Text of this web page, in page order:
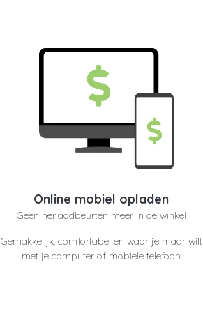
Online mobiel opladen
Geen herlaadbeurten meer in de winkel
Gemakkelijk, comfortabel en waar je maar wilt
met je computer of mobiele telefoon